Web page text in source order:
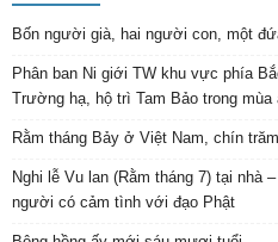
Bốn người già, hai người con, một
Phân ban Ni giới TW khu vực phía
Trường hạ, hộ trì Tam Bảo trong mùa
Rằm tháng Bảy ở Việt Nam, chín
Nghi lễ Vu lan (Rằm tháng 7) tại nhà
người có cảm tình với đạo Phật